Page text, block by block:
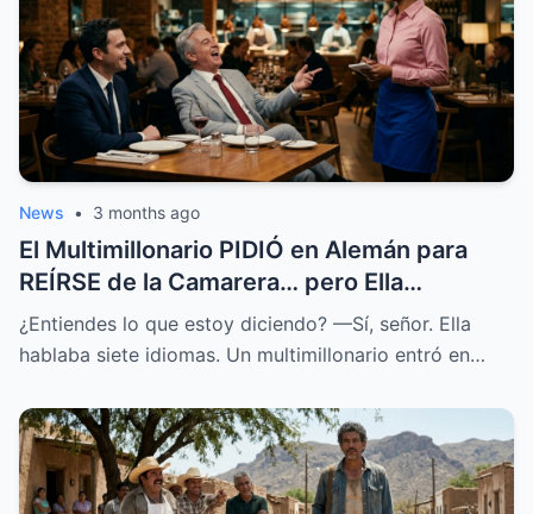
News • 3 months ago
El Multimillonario PIDIÓ en Alemán para
REÍRSE de la Camarera… pero Ella
HABLABA 7 Idiomas.
¿Entiendes lo que estoy diciendo? —Sí, señor. Ella
hablaba siete idiomas. Un multimillonario entró en…